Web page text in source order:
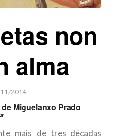
non
alma
2014
de Miguelanxo Prado
máis de tres décadas